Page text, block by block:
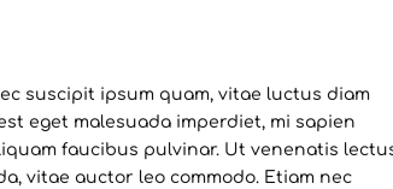
suscipit ipsum quam, vitae luctus diam
eget malesuada imperdiet, mi sapien
faucibus pulvinar. Ut venenatis
vitae auctor leo commodo. Etiam nec